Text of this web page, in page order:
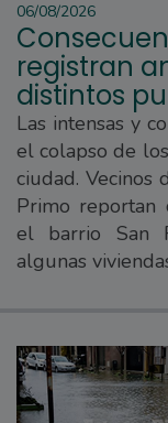
06/08/2026
registran
distintos
Las intensas y
el colapso de
ciudad. Vecinos
Primo reportan
el barrio San
algunas